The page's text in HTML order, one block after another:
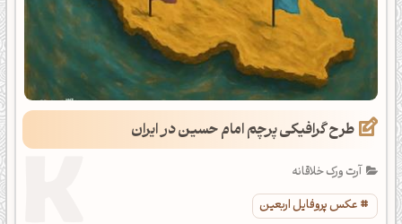
طرح گرافیکی پرچم امام حسین در ایران
آرت ورک خلاقانه
عکس پروفایل اربعین